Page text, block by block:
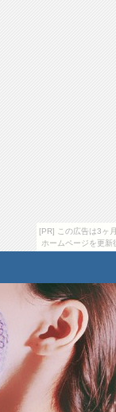
[PR] この広告は3ヶ
ホームページを更